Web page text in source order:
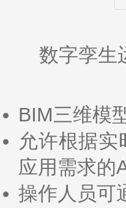
数字孪生运
BIM三维模
允许根据
应用需求的
操作人员可